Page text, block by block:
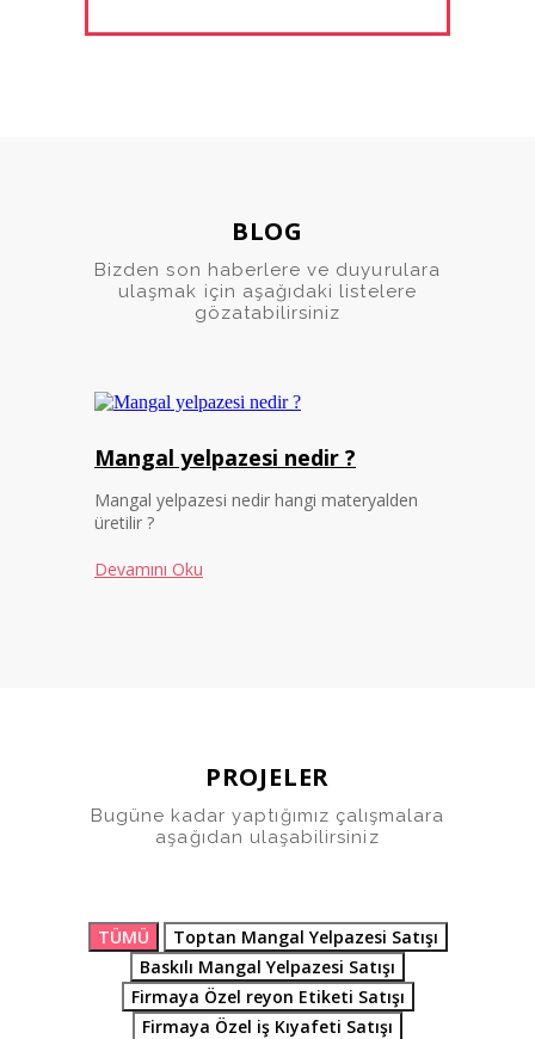
BLOG
Bizden son haberlere ve duyurulara
ulaşmak için aşağıdaki listelere
gözatabilirsiniz
Mangal yelpazesi nedir ?
Mangal yelpazesi nedir hangi materyalden
üretilir ?
Devamını Oku
PROJELER
Bugüne kadar yaptığımız çalışmalara
aşağıdan ulaşabilirsiniz
TÜMÜ
Toptan Mangal Yelpazesi Satışı
Baskılı Mangal Yelpazesi Satışı
Firmaya Özel reyon Etiketi Satışı
Firmaya Özel iş Kıyafeti Satışı